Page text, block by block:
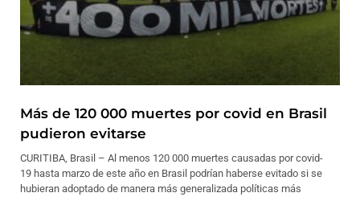
Más de 120 000 muertes por covid en Brasil
pudieron evitarse
CURITIBA, Brasil – Al menos 120 000 muertes causadas por covid-
19 hasta marzo de este año en Brasil podrían haberse evitado si se
hubieran adoptado de manera más generalizada políticas más